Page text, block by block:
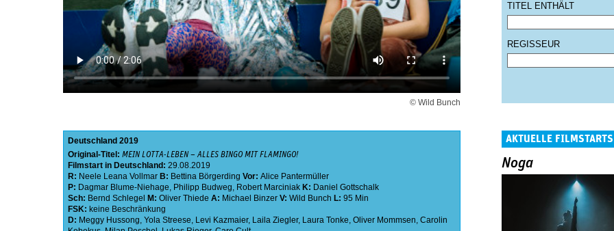
© Wild Bunch
Deutschland 2019
Original-Titel: MEIN LOTTA-LEBEN – ALLES BINGO MIT FLAMINGO!
Filmstart in Deutschland: 29.08.2019
R: Neele Leana Vollmar B: Bettina Börgerding Vor: Alice Pantermüller
P: Dagmar Blume-Niehage, Philipp Budweg, Robert Marciniak K: Daniel Gottschalk
Sch: Bernd Schlegel M: Oliver Thiede A: Michael Binzer V: Wild Bunch L: 95 Min
FSK: keine Beschränkung
D: Meggy Hussong, Yola Streese, Levi Kazmaier, Laila Ziegler, Laura Tonke, Oliver Mommsen, Carolin
TITEL ENTHÄLT
REGISSEUR
AKTUELLE FILMSTARTS
Noga